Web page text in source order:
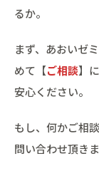
るか。
まず、あおいゼ
めて【ご相談】
安心ください。
もし、何かご相
問い合わせ頂き